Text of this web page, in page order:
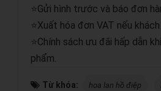
⭐Gửi hình trước và báo đơn
⭐Xuất hóa đơn VAT nếu
⭐Chính sách ưu đãi hấp dẫn
phẩm.
Từ khóa: hoa lan hồ điệp